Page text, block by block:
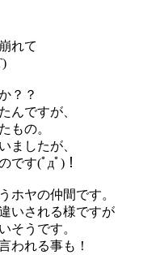
れて
？？
んですが、
もの。
ましたが、
です(ﾟдﾟ)！
ホヤの仲間です。
いされる様ですが
そうです。
われる事も！